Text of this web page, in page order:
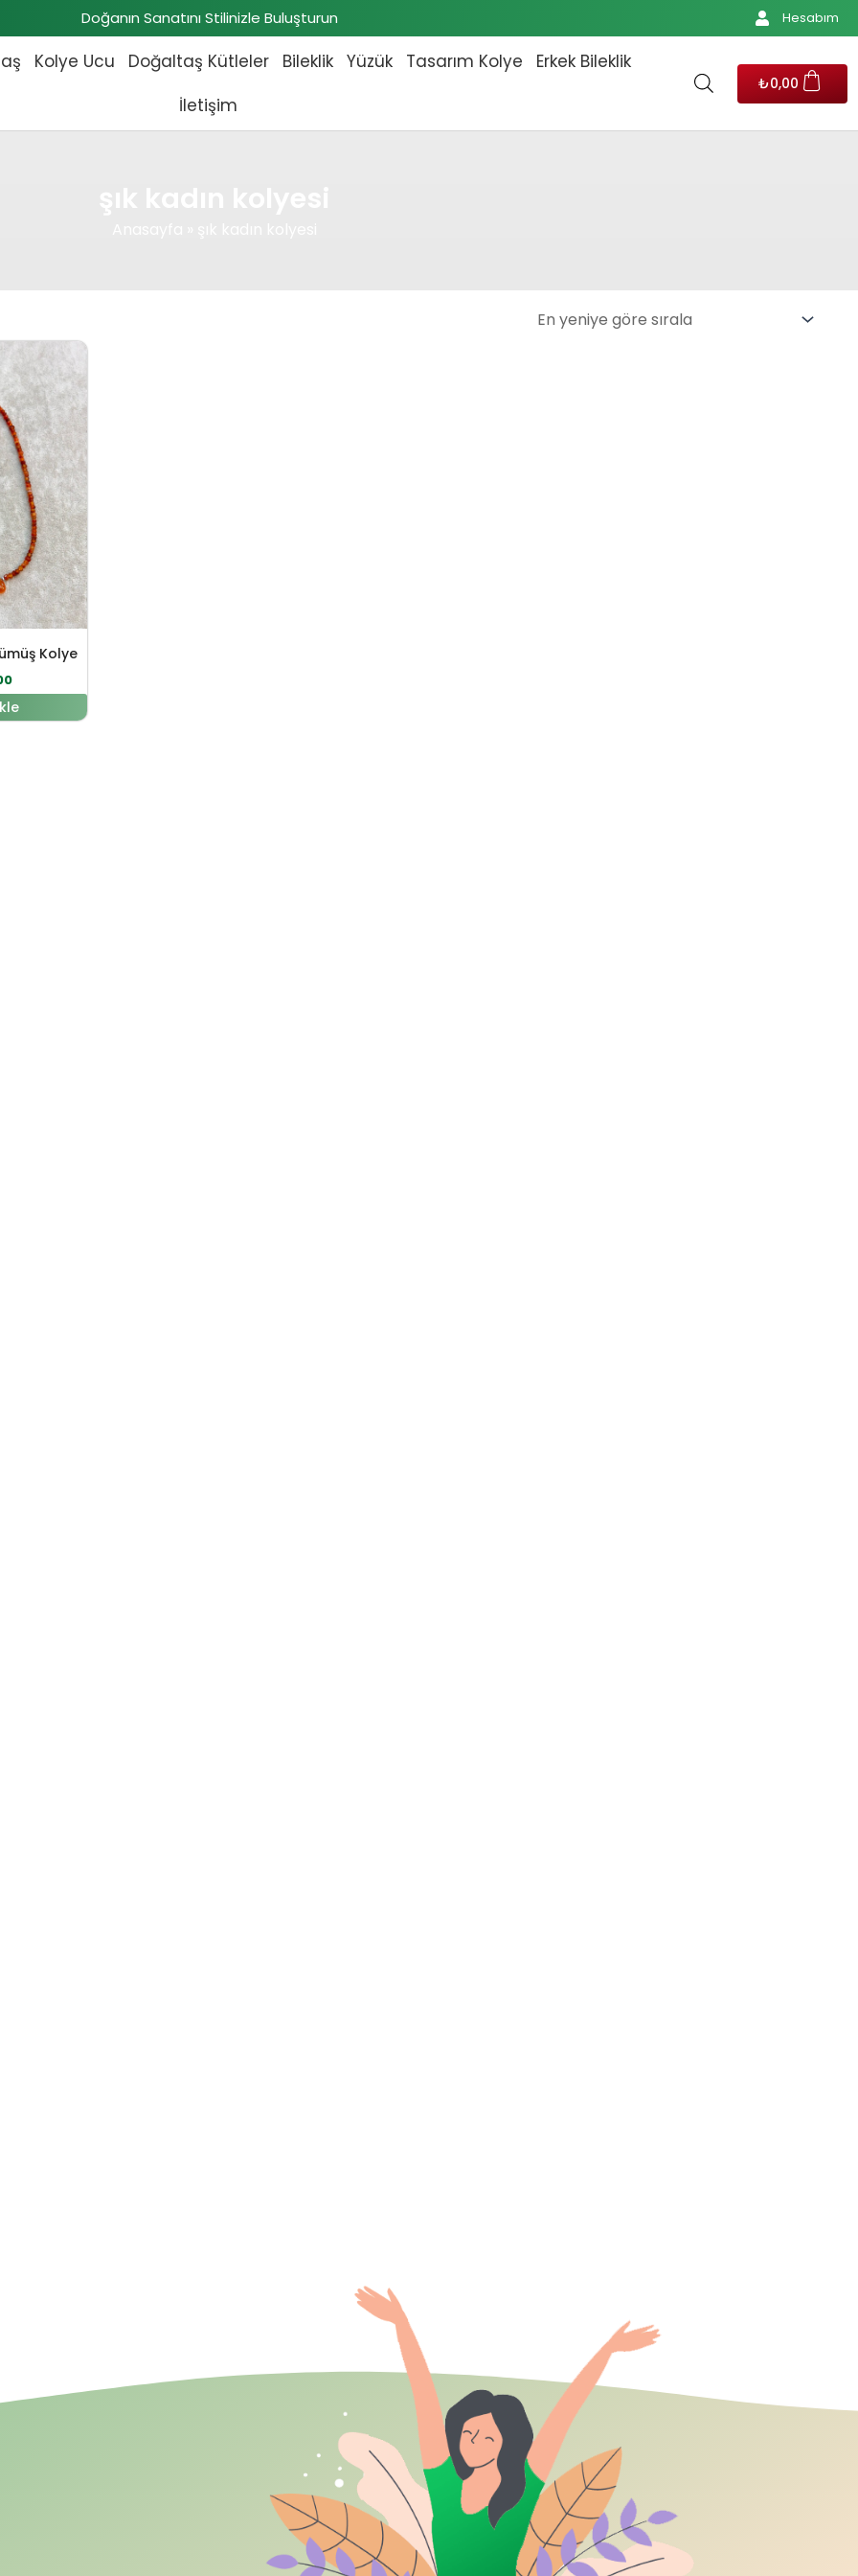
Doğanın Sanatını Stilinizle Buluşturun Hesabım
Kolye Ucu Doğaltaş Kütleler Bileklik Yüzük Tasarım Kolye
Erkek Bileklik
İletişim
₺0,00
Kolye
₺4.216,00.
Şu andaki fiyat: ₺3.833,00.